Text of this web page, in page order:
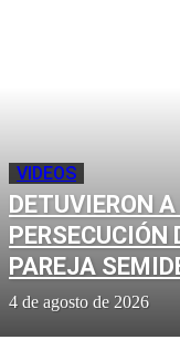
VIDEOS
DETUVIERON
PERSECUCIÓN
PAREJA
4 de agosto de 2026